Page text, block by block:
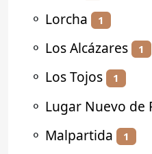
⚬ Lorcha 1
⚬ Los Alcázares 1
⚬ Los Tojos 1
⚬ Lugar Nuevo de
⚬ Malpartida 1